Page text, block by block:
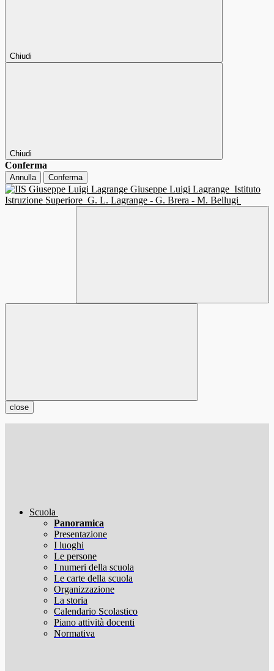
Chiudi
Chiudi
Conferma
Annulla Conferma
Giuseppe Luigi Lagrange Istituto
Istruzione Superiore G. L. Lagrange - G. Brera - M. Bellugi
close
Scuola
Panoramica
Presentazione
I luoghi
Le persone
I numeri della scuola
Le carte della scuola
Organizzazione
La storia
Calendario Scolastico
Piano attività docenti
Normativa